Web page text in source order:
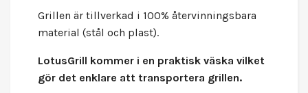
Grillen är tillverkad i 100% återvinningsbara
material (stål och plast).
LotusGrill kommer i en praktisk väska vilket
gör det enklare att transportera grillen.